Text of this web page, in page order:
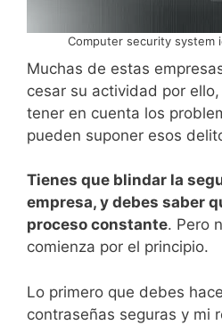
Computer security system
Muchas de estas
cesar su actividad por
tener en cuenta los
pueden suponer esos
Tienes que blindar la
empresa, y debes saber
proceso constante. Pero
comienza por el principio.
Lo primero que debes
contraseñas seguras y mi